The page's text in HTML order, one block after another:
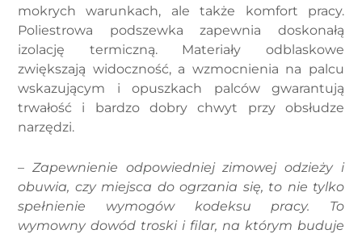
mokrych warunkach, ale także komfort pracy.
Poliestrowa podszewka zapewnia doskonałą
izolację termiczną. Materiały odblaskowe
zwiększają widoczność, a wzmocnienia na palcu
wskazującym i opuszkach palców gwarantują
trwałość i bardzo dobry chwyt przy obsłudze
narzędzi.
– Zapewnienie odpowiedniej zimowej odzieży i
obuwia, czy miejsca do ogrzania się, to nie tylko
spełnienie wymogów kodeksu pracy. To
wymowny dowód troski i filar, na którym buduje